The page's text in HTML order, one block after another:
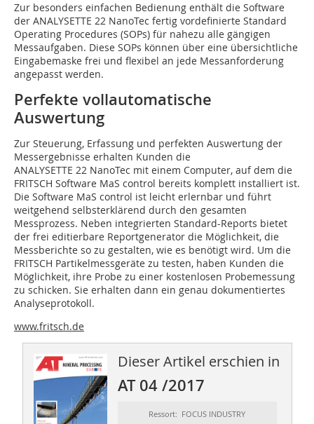
Zur besonders einfachen Bedienung enthält die Software
der ANALYSETTE 22 NanoTec fertig vordefinierte Standard
Operating Procedures (SOPs) für nahezu alle gängigen
Messaufgaben. Diese SOPs können über eine übersichtliche
Eingabemaske frei und flexibel an jede Messanforderung
angepasst werden.
Perfekte vollautomatische
Auswertung
Zur Steuerung, Erfassung und perfekten Auswertung der
Messergebnisse erhalten Kunden die
ANALYSETTE 22 NanoTec mit einem Computer, auf dem die
FRITSCH Software MaS control bereits komplett installiert ist.
Die Software MaS control ist leicht erlernbar und führt
weitgehend selbsterklärend durch den gesamten
Messprozess. Neben integrierten Standard-Reports bietet
der frei editierbare Reportgenerator die Möglichkeit, die
Messberichte so zu gestalten, wie es benötigt wird. Um die
FRITSCH Partikelmessgeräte zu testen, haben Kunden die
Möglichkeit, ihre Probe zu einer kostenlosen Probemessung
zu schicken. Sie erhalten dann ein genau dokumentiertes
Analyseprotokoll.
www.fritsch.de
Dieser Artikel erschien in
AT 04 /2017
Ressort: FOCUS INDUSTRY